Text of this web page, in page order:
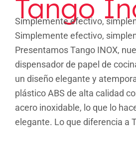
Tango
Simplemente efectivo,
Simplemente efectivo,
Presentamos Tango INOX,
dispensador de papel de
un diseño elegante y
plástico ABS de alta calidad
acero inoxidable, lo que lo
elegante. Lo que diferencia a